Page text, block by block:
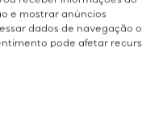
e mostrar anúncios
dados de navegação
pode afetar
& Estética